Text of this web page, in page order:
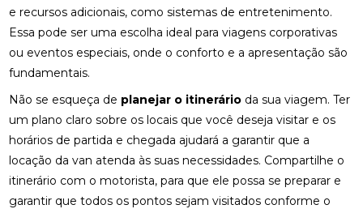
e recursos adicionais, como sistemas de entretenimento.
Essa pode ser uma escolha ideal para viagens corporativas
ou eventos especiais, onde o conforto e a apresentação são
fundamentais.
Não se esqueça de planejar o itinerário da sua viagem. Ter
um plano claro sobre os locais que você deseja visitar e os
horários de partida e chegada ajudará a garantir que a
locação da van atenda às suas necessidades. Compartilhe o
itinerário com o motorista, para que ele possa se preparar e
garantir que todos os pontos sejam visitados conforme o